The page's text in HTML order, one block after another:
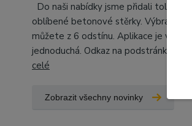
Do naši nabídky jsme přidali tolik
oblíbené betonové stěrky. Výbrat si
můžete z 6 odstínu. Aplikace je velice
jednoduchá. Odkaz na podstránky, kd...
celé
Zobrazit všechny novinky